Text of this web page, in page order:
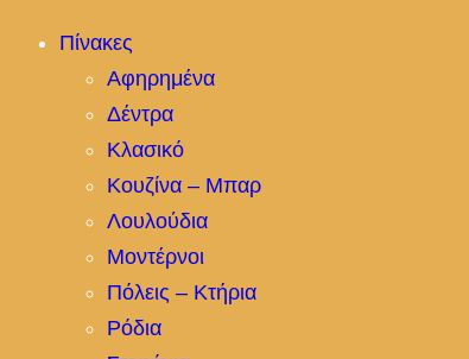
Πίνακες
Αφηρημένα
Δέντρα
Κλασικό
Κουζίνα – Μπαρ
Λουλούδια
Μοντέρνοι
Πόλεις – Κτήρια
Ρόδια